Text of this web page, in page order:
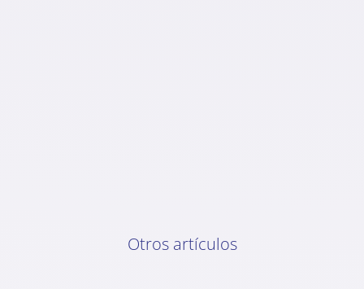
Otros artículos